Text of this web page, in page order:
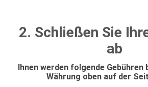
2. Schließen Sie
ab
Ihnen werden folgende Gebühren
Währung oben auf der